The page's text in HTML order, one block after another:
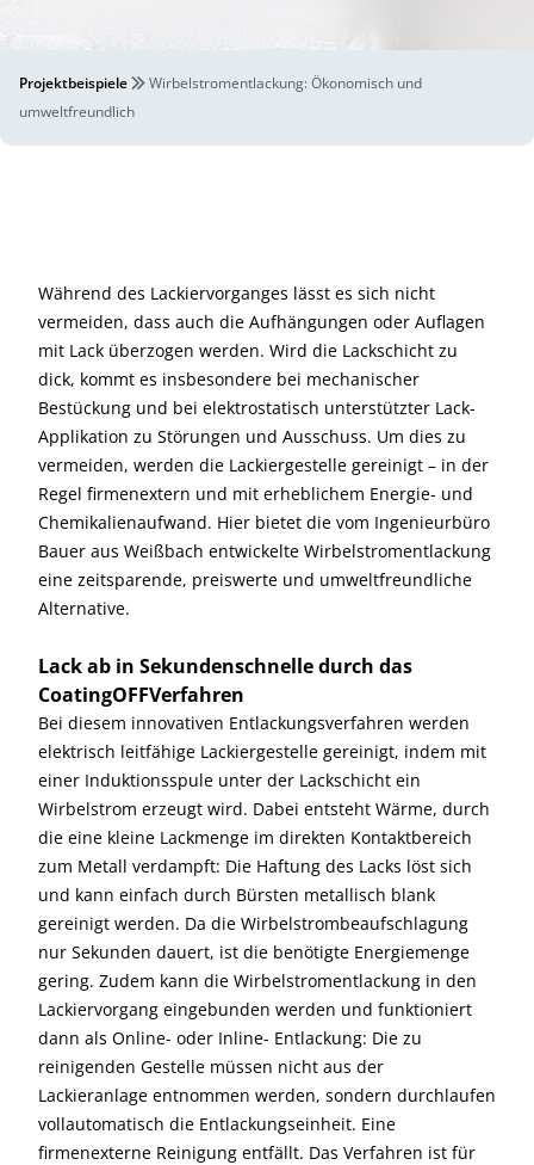
Projektbeispiele
Wirbelstromentlackung: Ökonomisch und
umweltfreundlich
Während des Lackiervorganges lässt es sich nicht
vermeiden, dass auch die Aufhängungen oder Auflagen
mit Lack überzogen werden. Wird die Lackschicht zu
dick, kommt es insbesondere bei mechanischer
Bestückung und bei elektrostatisch unterstützter Lack-
Applikation zu Störungen und Ausschuss. Um dies zu
vermeiden, werden die Lackiergestelle gereinigt – in der
Regel firmenextern und mit erheblichem Energie- und
Chemikalienaufwand. Hier bietet die vom Ingenieurbüro
Bauer aus Weißbach entwickelte Wirbelstromentlackung
eine zeitsparende, preiswerte und umweltfreundliche
Alternative.
Lack ab in Sekundenschnelle durch das
CoatingOFFVerfahren
Bei diesem innovativen Entlackungsverfahren werden
elektrisch leitfähige Lackiergestelle gereinigt, indem mit
einer Induktionsspule unter der Lackschicht ein
Wirbelstrom erzeugt wird. Dabei entsteht Wärme, durch
die eine kleine Lackmenge im direkten Kontaktbereich
zum Metall verdampft: Die Haftung des Lacks löst sich
und kann einfach durch Bürsten metallisch blank
gereinigt werden. Da die Wirbelstrombeaufschlagung
nur Sekunden dauert, ist die benötigte Energiemenge
gering. Zudem kann die Wirbelstromentlackung in den
Lackiervorgang eingebunden werden und funktioniert
dann als Online- oder Inline- Entlackung: Die zu
reinigenden Gestelle müssen nicht aus der
Lackieranlage entnommen werden, sondern durchlaufen
vollautomatisch die Entlackungseinheit. Eine
firmenexterne Reinigung entfällt. Das Verfahren ist für